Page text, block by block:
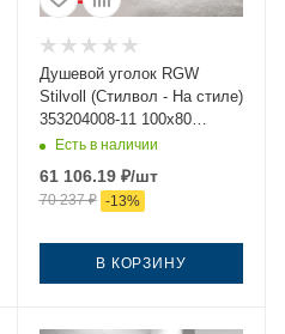
Душевой уголок RGW
Stilvoll (Стилвол - На стиле)
353204008-11 100х80
стекло прозрачное
профиль хром без поддона
Есть в наличии
61 106.19₽/шт
70 237₽ -13%
В КОРЗИНУ